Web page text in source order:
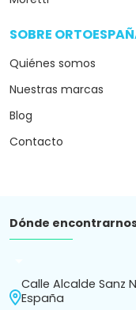
Teléfono:
Horario de atención
Lunes a Viernes de
a 14
Recibe en tu correo